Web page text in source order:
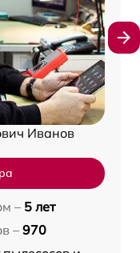
Иванов
– 5 лет
– 970